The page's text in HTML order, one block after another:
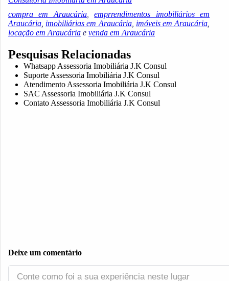
compra em Araucária,emprrendimentos imobiliários em
Araucária imobiliárias em Araucária, imóveis em Araucária
locação em Araucária e venda em Araucária
Pesquisas Relacionadas
Whatsapp Assessoria Imobiliária J.K Consul
Suporte Assessoria Imobiliária J.K Consul
Atendimento Assessoria Imobiliária J.K Consul
SAC Assessoria Imobiliária J.K Consul
Contato Assessoria Imobiliária J.K Consul
Deixe um comentário